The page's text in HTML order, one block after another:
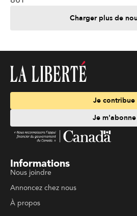
Charger plus de
Je contribue
Je m'abonne
Informations
Nous joindre
Annoncez chez nous
À propos